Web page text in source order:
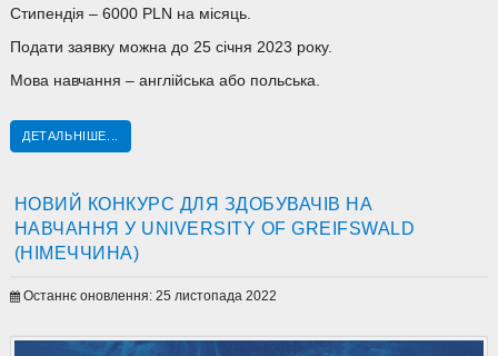
Стипендія – 6000 PLN на місяць.
Подати заявку можна до 25 січня 2023 року.
Мова навчання – англійська або польська.
ДЕТАЛЬНІШЕ...
НОВИЙ КОНКУРС ДЛЯ ЗДОБУВАЧІВ НА
НАВЧАННЯ У UNIVERSITY OF GREIFSWALD
(НІМЕЧЧИНА)
Останнє оновлення: 25 листопада 2022